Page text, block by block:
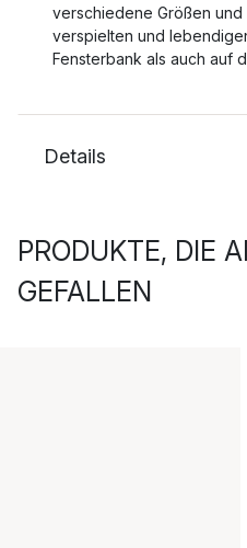
verschiedene Größen und
verspielten und
Fensterbank als auch auf
Details
PRODUKTE, DIE
GEFALLEN